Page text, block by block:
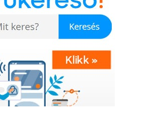
szabadsága és a
a mobil versus televízió – hatalmas
a tech-ipart, a probléma gyökere
háttérben rejlik. A klasszikus
előre meghatározott
Ezzel szemben az online
alkalmazkodnak a
Ez komoly szabadságot ad: nem